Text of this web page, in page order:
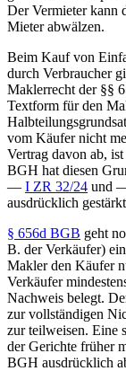
Der Vermieter kann
Mieter abwälzen.
Beim Kauf von
durch Verbraucher
Maklerrecht der §§
Textform für den
vom Käufer nicht
Vertrag davon ab, ist
BGH hat diesen
— I ZR 32/24 und
ausdrücklich
§ 656d BGB geht
B. der Verkäufer)
Makler den Käufer
Verkäufer
Nachweis belegt.
zur vollständigen
zur teilweisen. Eine
der Gerichte früher
BGH ausdrücklich